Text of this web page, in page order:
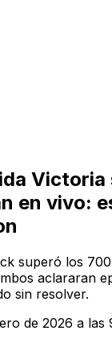
Victoria
en vivo:
superó los
aclararan
sin resolver.
de 2026 a las